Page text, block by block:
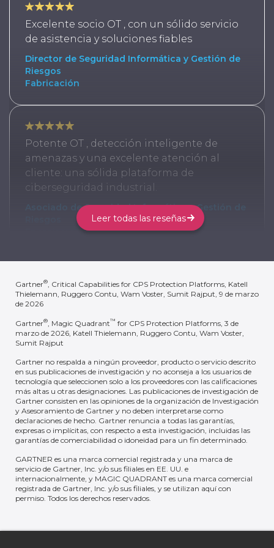
Excelente socio OT , con un sólido servicio
de asistencia y soluciones fiables
Director de Seguridad Informática y Gestión de
Riesgos
Fabricación
Potente OT , detección inteligente de
amenazas y una excelente atención al
cliente: una sólida plataforma de
ciberseguridad industrial.
Asociado de Seguridad Informática y Gestión de
Energía y servicios públicos
Sigue siendo líder del sector y ofrece
soluciones para OT y la gestión de riesgos
Vicepresidente de Tecnologías de la
Información
Los resultados transformadores, junto con
una asistencia ágil, generan un impacto en
la organización
Director de TI
Gobierno federal
Plataforma fiable de visibilidad OT para
Leer todas las reseñas
Gartner®
, Critical Capabilities for CPS Protection Platforms, Katell
Thielemann, Ruggero Contu, Wam Voster, Sumit Rajput, 9 de marzo
de 2026
Gartner® , Magic Quadrant™ for CPS Protection Platforms, 3 de
marzo de 2026, Katell Thielemann, Ruggero Contu, Wam Voster,
Sumit Rajput
Gartner no respalda a ningún proveedor, producto o servicio descrito
en sus publicaciones de investigación y no aconseja a los usuarios de
tecnología que seleccionen solo a los proveedores con las calificaciones
más altas u otras designaciones. Las publicaciones de investigación de
Gartner consisten en las opiniones de la organización de Investigación
y Asesoramiento de Gartner y no deben interpretarse como
declaraciones de hecho. Gartner renuncia a todas las garantías,
expresas o implícitas, con respecto a esta investigación, incluidas las
garantías de comerciabilidad o idoneidad para un fin determinado.
GARTNER es una marca comercial registrada y una marca de
servicio de Gartner, Inc. y/o sus filiales en EE. UU. e
internacionalmente, y MAGIC QUADRANT es una marca comercial
registrada de Gartner, Inc. y/o sus filiales, y se utilizan aquí con
permiso. Todos los derechos reservados.